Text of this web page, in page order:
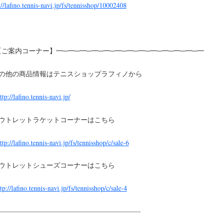
lafino.tennis-navi.jp/fs/tennisshop/10002408
ご案内コーナー】━─━─━─━─━─━─━─━─━─━─━─━─━
他の商品情報はテニスショップラフィノから
lafino.tennis-navi.jp/
トレットラケットコーナーはこちら
lafino.tennis-navi.jp/fs/tennisshop/c/sale-6
トレットシューズコーナーはこちら
lafino.tennis-navi.jp/fs/tennisshop/c/sale-4